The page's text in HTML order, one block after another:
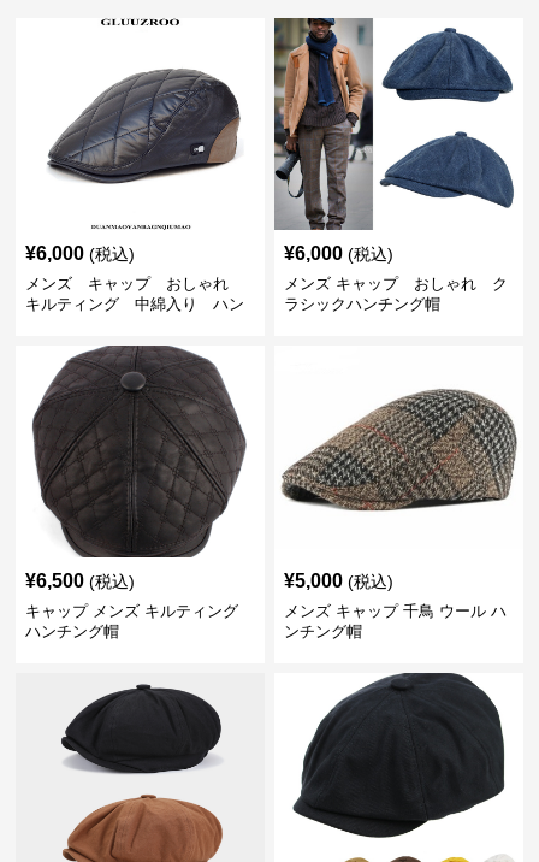
¥6,000 (税込)
メンズ キャップ おしゃれ
キルティング 中綿入り ハン
¥6,000 (税込)
メンズ キャップ おしゃれ ク
ラシックハンチング帽
¥6,500 (税込)
キャップ メンズ キルティング
ハンチング帽
¥5,000 (税込)
メンズ キャップ 千鳥 ウール ハ
ンチング帽